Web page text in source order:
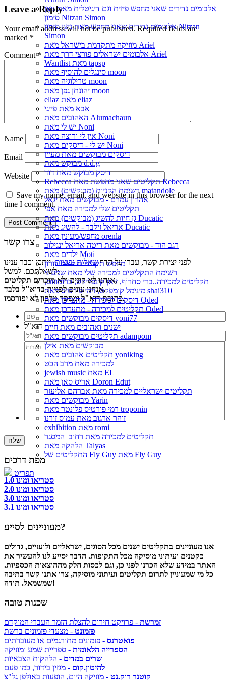
אלבומים נדירים שאני מחפש פיזית וגם דיגיטלית מאת נִיצָן
סִימוֹן Nitzan Simon
אלבומים נדירים שאני מחפש מאת נִיצָן סִימוֹן Nitzan
Simon
מוזיקה מתקדמת בישראל מאת Ariel
אלבומים ישראלים פורצי דרך מאת Ariel
Wantlist מאת tapsp
סינגלים להוסיף מאת moon
טרילוגיה מאת moon
יהונתן גפן מאת moon
eliaz מאת eliaz
אבא מאת פייגי
האהובים מאת Alumachaun
יש לי מאת Noni
אין לי ורוצה מאת Noni
יש לי - דיסקים מאת Noni
דיסקים מבוקשים מאת מעיין
מבוקש מאת d.d.g
דיסק מבוקש מאת דוד
Rebecca תקליטים שאני מחפשת מאת Rebecca
רשימת הקניות (מבוקשים) מאת matandole
אהרון עמרם - מבוקשים מאת יגאל
תקליטים שלי למכירה מאת אפי
גן חיות להשיג (מבוקשים) מאת Ducatic
אריאל זילבר - להשיג מאת Ducatic
מחפש/מעונין מאת orenla
רגב הוד - מבוקשים מאת ריטה אריאל ינגילוב
ילדים מאת Moti
מחפש תקליטים מאת דורון
רשימת התקליטים למכירה שלי מאת שמעוני
תקליטים למכירה..ברי סחרוֹף, ז׳אן קונפליקט, כרומוזום,
מינימל קומפקט, רמי פורטיס מאת shai310
דיסקים למכירה - מתעדכן מאת Oded
תקליטים למכירה - מתעדכן מאת Oded
דיסקים מבוקשים מאת yoni77
ישנים ואהובים מאת חיים
תקליטים מבוקשים מאת adampom
מבוקשים מאת אילן
תקליטים אהובים מאת yoniking
למכירה מאת מרב הכט
jewish music מאת EL
אריס סאן מאת Doron Edut
תקליטים ישראליים למכירה מאת אברהם אליעזר
מבוקשים מאת Yarin
רמי פורטיס פלונטר מאת troponin
זוהר ארגוב מאת עמוס זורנו
exhibition מאת romi
תקליטים למכירה מאת רחוב_המסגר
הלהקה מאת Talyas
התקליטים של Fly Guy מאת Fly Guy
תפריט
Leave a Reply
Your email address will not be published. Required fields are
marked *
Comment*
Name
Email
Website
Save my name, email, and website in this browser for the next
time I comment.
צרו קשר
לפני יצירת קשר, עברו על הדףשאלות נפוצות, ייתכן וכבר ענינו
לשאלתכם. למשל:
אנחנו לא קונים ולא מוכרים תקליטים,
אנחנו עונים לפניות בדוא"ל בלבד,
כתובת דוא"ל ומספר טלפון לא יפורסמו.
דוא"ל
מפת דרכים
סטריאו ומונו 1.0
סטריאו ומונו 2.0
סטריאו ומונו 3.0
סטריאו ומונו 3.1
מעוניינים לסייע?
אנו מעוניינים בתקליטים ישנים מכל הסוגים, ישראליים ולועזיים, גדולים
כקטנים ועיתוני מוסיקה מכל התקופות. הדבר יסייע לנו להעשיר את
האתר במידע שלא הכרנו לפני כן, וגם לכסות חלק מההוצאות הכספיות.
כל מי שמעוניין לתרום תקליטים ועיתוני מוסיקה, צרו אתנו קשר בתיבה
שמשמאל. תודה!
שכנות טובה
זמרשת - פרויקט חירום להצלת הזמר העברי המוקדם
פזמונט - מצעדי פזמונים ברשת
פואטרנס - פזמונים מתורגמים או מעוברתים
הספרייה הלאומית - ספריית שמע ומוזיקה
שרים במדים - הלהקות הצבאיות
להיטון.קום - מגזין בידור, כמו פעם
קוטנר רוק.נט - מוזיקה היום, הופעות באולפן גל"צ